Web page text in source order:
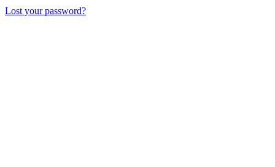
Lost your password?